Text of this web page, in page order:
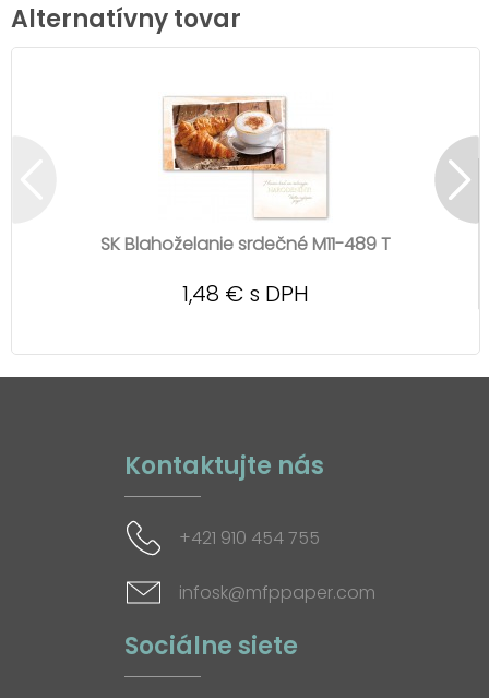
Alternatívny tovar
SK Blahoželanie srdečné M11-489 T
1,48 € s DPH
Kontaktujte nás
+421 910 454 755
infosk@mfppaper.com
Sociálne siete